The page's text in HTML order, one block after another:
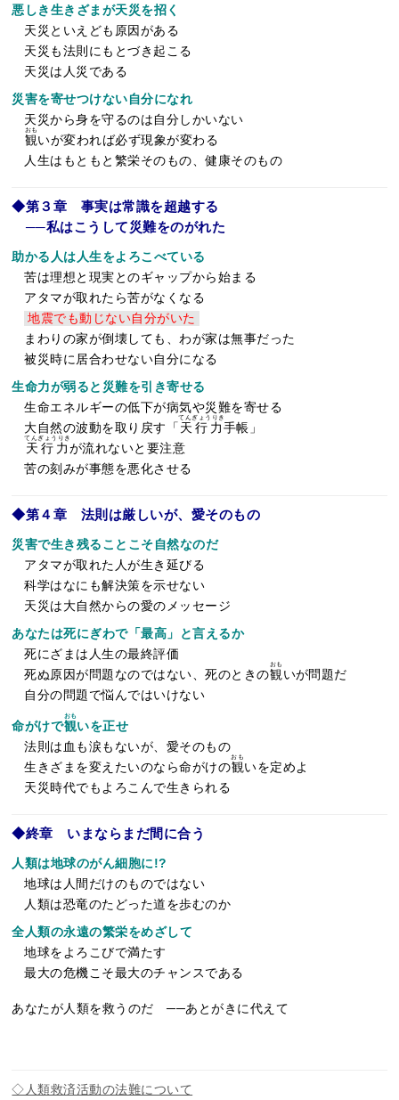
悪しき生きざまが天災を招く
天災といえども原因がある
天災も法則にもとづき起こる
天災は人災である
災害を寄せつけない自分になれ
天災から身を守るのは自分しかいない
観
おも
いが変われば必ず現象が変わる
人生はもともと繁栄そのもの、健康そのもの
◆第３章 事実は常識を超越する
──私はこうして災難をのがれた
助かる人は人生をよろこべている
苦は理想と現実とのギャップから始まる
アタマが取れたら苦がなくなる
地震でも動じない自分がいた
まわりの家が倒壊しても、わが家は無事だった
被災時に居合わせない自分になる
生命力が弱ると災難を引き寄せる
生命エネルギーの低下が病気や災難を寄せる
大自然の波動を取り戻す「 天行力
てんぎょうりき
手帳」
天行力
てんぎょうりき
が流れないと要注意
苦の刻みが事態を悪化させる
◆第４章 法則は厳しいが、愛そのもの
災害で生き残ることこそ自然なのだ
アタマが取れた人が生き延びる
科学はなにも解決策を示せない
天災は大自然からの愛のメッセージ
あなたは死にぎわで「最高」と言えるか
死にざまは人生の最終評価
死ぬ原因が問題なのではない、死のときの観
おも
いが問題だ
自分の問題で悩んではいけない
命がけで観
おも
いを正せ
法則は血も涙もないが、愛そのもの
生きざまを変えたいのなら命がけの観
おも
いを定めよ
天災時代でもよろこんで生きられる
◆終章 いまならまだ間に合う
人類は地球のがん細胞に!?
地球は人間だけのものではない
人類は恐竜のたどった道を歩むのか
全人類の永遠の繁栄をめざして
地球をよろこびで満たす
最大の危機こそ最大のチャンスである
あなたが人類を救うのだ ──あとがきに代えて
◇人類救済活動の法難について